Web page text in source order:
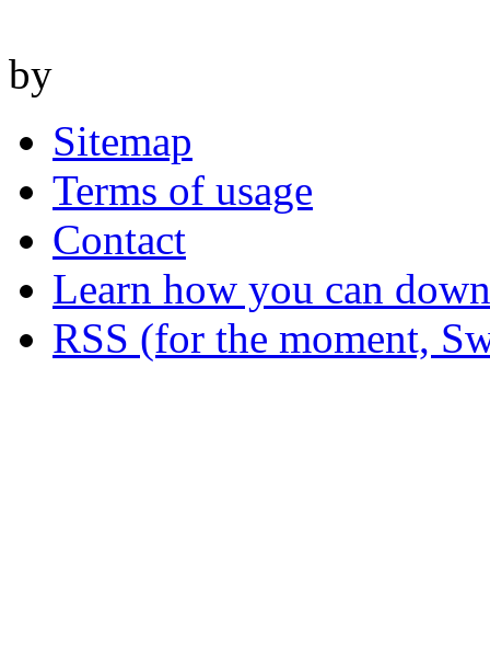
by
Sitemap
Terms of usage
Contact
Learn how you can
RSS (for the moment,